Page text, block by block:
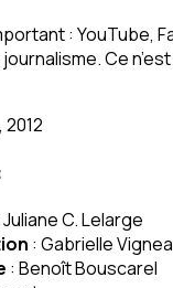
: YouTube,
Ce
Juliane C. Lelarge
: Gabrielle
: Benoît Bouscarel